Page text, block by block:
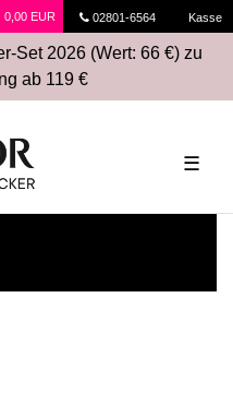
02801-6564 Kasse
0,00 EUR
Set 2026 (Wert: 66 €) zu
ab 119 €
☰